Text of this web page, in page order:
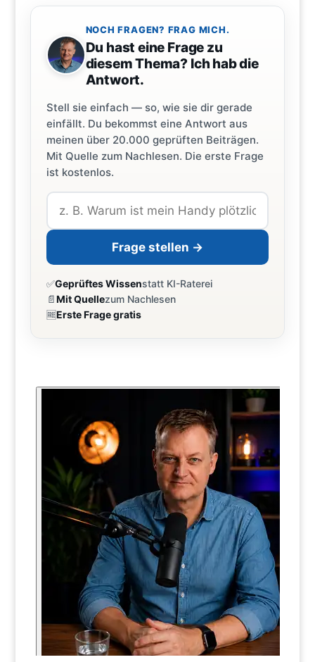
NOCH FRAGEN? FRAG MICH.
Du hast eine Frage zu
diesem Thema? Ich hab die
Antwort.
Stell sie einfach — so, wie sie dir gerade
einfällt. Du bekommst eine Antwort aus
meinen über 20.000 geprüften Beiträgen.
Mit Quelle zum Nachlesen. Die erste Frage
ist kostenlos.
Frage stellen →
✅Geprüftes Wissenstatt KI-Raterei
📄Mit Quellezum Nachlesen
🆓Erste Frage gratis